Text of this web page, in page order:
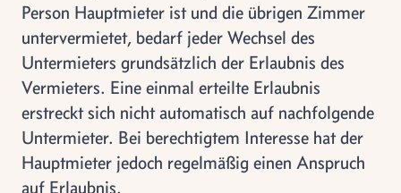
Person Hauptmieter ist und die übrigen Zimmer
untervermietet, bedarf jeder Wechsel des
Untermieters grundsätzlich der Erlaubnis des
Vermieters. Eine einmal erteilte Erlaubnis
erstreckt sich nicht automatisch auf nachfolgende
Untermieter. Bei berechtigtem Interesse hat der
Hauptmieter jedoch regelmäßig einen Anspruch
auf Erlaubnis.